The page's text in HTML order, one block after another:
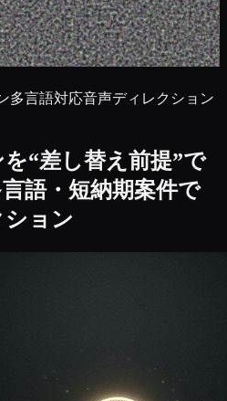
多言語対応音声ディレクション
“差し替え前提”で
語・短納期案件で
ョン